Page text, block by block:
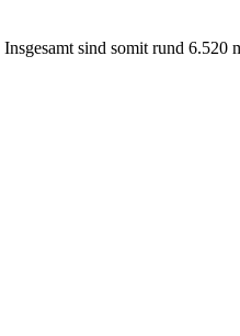
sind somit rund 6.520